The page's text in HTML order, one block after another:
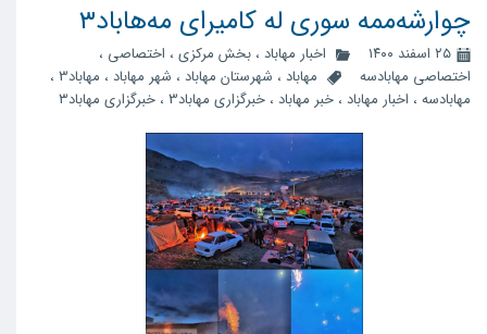
چوارشه‌ممه سوری لە کامیرای مەهاباد۳
۲۵ اسفند ۱۴۰۰ اخبار مهاباد ، بخش مرکزی ، اختصاصی ،
اختصاصی مهابادسه
مهاباد ، شهرستان مهاباد ، شهر مهاباد ، مهاباد3
،
مهابادسه ، اخبار مهاباد ، خبر مهاباد ، خبرگزاری مهاباد3 ، خبرگزاری مهاباد۳